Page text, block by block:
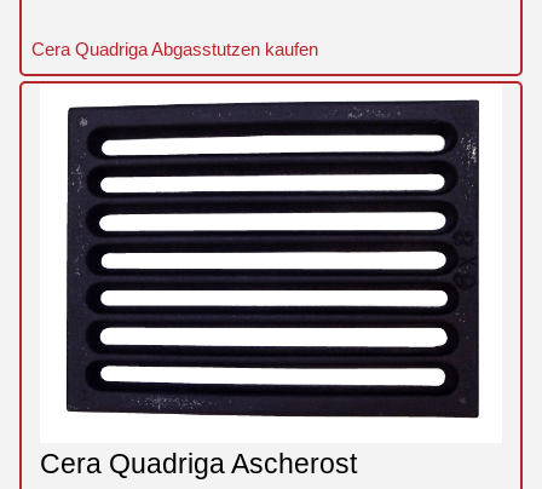
Cera Quadriga Abgasstutzen kaufen
Cera Quadriga Ascherost